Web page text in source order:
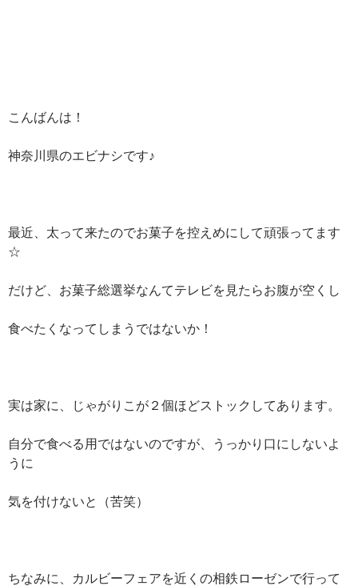
こんばんは！
神奈川県のエビナシです♪
最近、太って来たのでお菓子を控えめにして頑張ってます
☆
だけど、お菓子総選挙なんてテレビを見たらお腹が空くし
食べたくなってしまうではないか！
実は家に、じゃがりこが２個ほどストックしてあります。
自分で食べる用ではないのですが、うっかり口にしないよ
うに
気を付けないと（苦笑）
ちなみに、カルビーフェアを近くの相鉄ローゼンで行って